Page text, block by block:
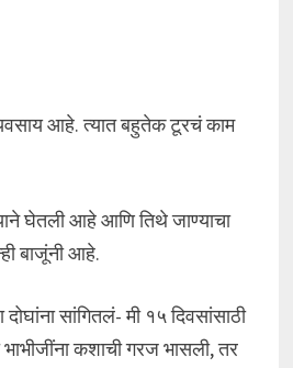
आहे. त्यात बहुतेक टूरचं काम
घेतली आहे आणि तिथे जाण्याचा
बाजूंनी आहे.
सांगितलं- मी १५ दिवसांसाठी
कशाची गरज भासली, तर